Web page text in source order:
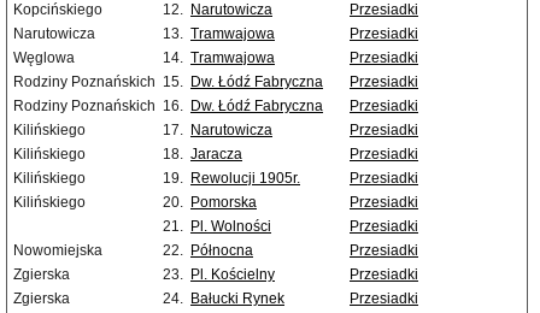
Kopcińskiego
12. Narutowicza
Przesiadki
Narutowicza
13. Tramwajowa
Przesiadki
Węglowa
14. Tramwajowa
Przesiadki
Rodziny Poznańskich 15. Dw. Łódź Fabryczna
Przesiadki
Rodziny Poznańskich 16. Dw. Łódź Fabryczna
Przesiadki
Kilińskiego
17. Narutowicza
Przesiadki
Kilińskiego
18. Jaracza
Przesiadki
Kilińskiego
19. Rewolucji 1905r.
Przesiadki
Kilińskiego
20. Pomorska
Przesiadki
21. Pl. Wolności
Przesiadki
Nowomiejska
22. Północna
Przesiadki
Zgierska
23. Pl. Kościelny
Przesiadki
Zgierska
24. Bałucki Rynek
Przesiadki